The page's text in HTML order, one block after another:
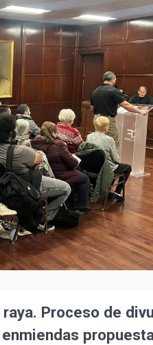
Proceso de